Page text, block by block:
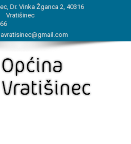
Dr. Vinka Žganca 2, 40316
Vratišinec